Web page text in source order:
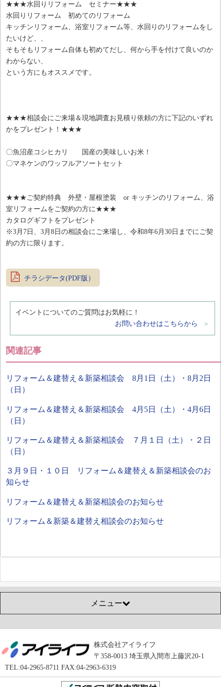
★★★水回りリフォーム セミナー★★★
水回りリフォーム 初めてのリフォーム
キッチンリフォーム、浴室リフォーム等、水回りのリフォームをし
たいけど、、
そもそもリフォーム自体も初めてだし、何から手を付けて良いのか
わからない、
という方にもオススメです。
★★★相談会にご来場＆現地調査お見積り依頼の方に下記のいずれ
かをプレゼント！★★★
〇魚沼産コシヒカリ 国産の美味しいお米！
〇マネケンのワッフルアソートセット
★★★ご契約特典 外壁・屋根塗装 or キッチンのリフォーム、浴
室リフォームをご契約の方に★★★
カタログギフトをプレゼント
※3月7日、3月8日の相談会にご来場し、令和8年6月30日までにご契
約の方に限ります。
チラシデータ(PDF版）
イベントについてのご質問はお気軽に！
お問い合わせはこちらから
関連記事
リフォーム＆建替え＆新築相談会 8月1日（土）・8月2日
（日）
リフォーム＆建替え＆新築相談会 4月5日（土）・4月6日
（日）
リフォーム＆建替え＆新築相談会 ７月１日（土）・２日
（日）
３月９日・１０日 リフォーム＆建替え＆新築相談会のお
知らせ
リフォーム＆建替え＆新築相談会のお知らせ
リフォーム＆新築＆建替え相談会のお知らせ
メニュー
株式会社アイライフ
〒358-0013 埼玉県入間市上藤沢20-1
TEL:04-2965-8711 FAX:04-2963-6319